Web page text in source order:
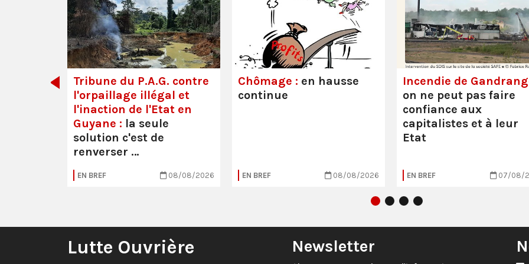
Tribune du P.A.G. contre
l'orpaillage illégal et
l'inaction de l'Etat en
Guyane : la seule
solution c'est de
renverser …
EN BREF 08/08/2026
Chômage : en hausse
continue
EN BREF 08/08/2026
Incendie de
on ne peut pas faire
confiance aux
capitalistes et à leur
Etat
EN BREF 07/08/
Lutte Ouvrière Newsletter